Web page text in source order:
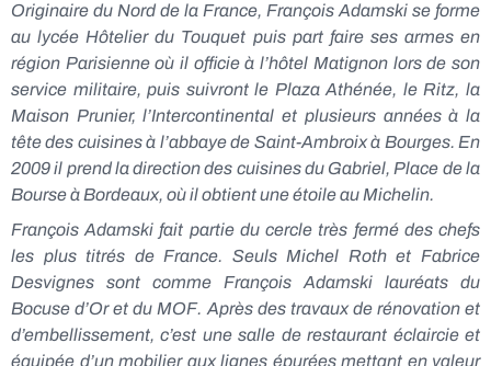
Originaire du Nord de la France, François Adamski se forme
au lycée Hôtelier du Touquet puis part faire ses armes en
région Parisienne où il officie à l’hôtel Matignon lors de son
service militaire, puis suivront le Plaza Athénée, le Ritz, la
Maison Prunier, l’Intercontinental et plusieurs années à la
tête des cuisines à l’abbaye de Saint-Ambroix à Bourges. En
2009 il prend la direction des cuisines du Gabriel, Place de la
Bourse à Bordeaux, où il obtient une étoile au Michelin.
François Adamski fait partie du cercle très fermé des chefs
les plus titrés de France. Seuls Michel Roth et Fabrice
Desvignes sont comme François Adamski lauréats du
Bocuse d’Or et du MOF. Après des travaux de rénovation et
d’embellissement, c’est une salle de restaurant éclaircie et
équipée d’un mobilier aux lignes épurées mettant en valeur